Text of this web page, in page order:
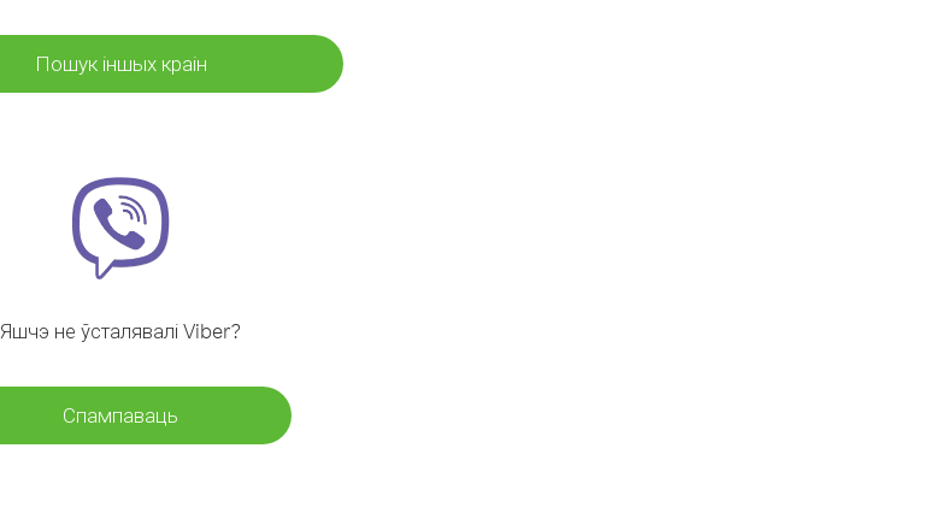
Пошук іншых краін
Яшчэ не ўсталявалі Viber?
Спампаваць